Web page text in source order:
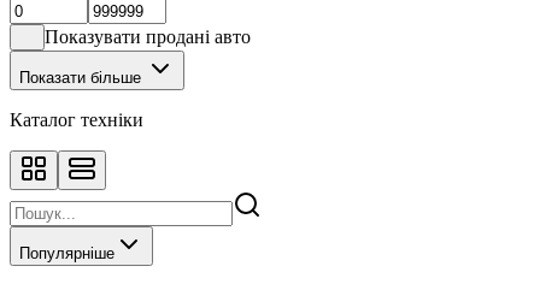
Показувати продані авто
Показати більше
Каталог техніки
Популярніше